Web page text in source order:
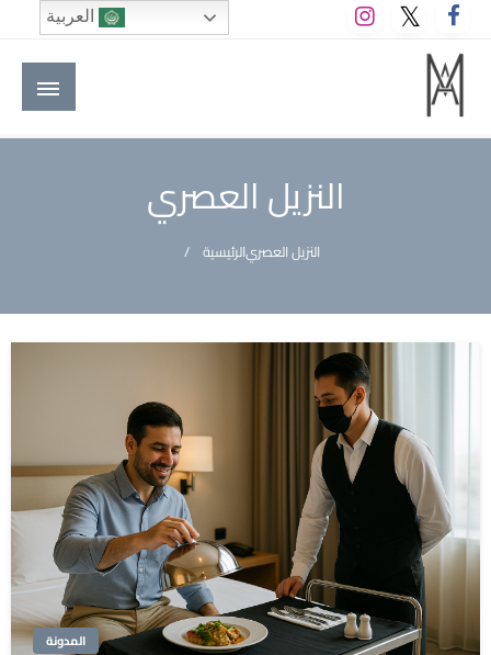
التخطي
إلى
المحتوى
M A hotels | إم ايه هوتيلز
الموقع الأول للعاملين في الفنادق في العالم العربي
النزيل العصري
الرئيسيةالنزيل العصري
المدونة
العربية